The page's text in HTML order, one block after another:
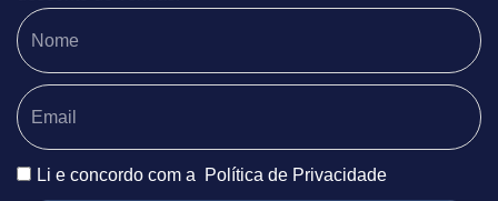
Li e concordo com a Política de Privacidade